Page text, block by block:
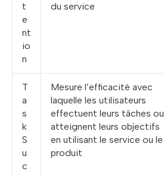
t
e
nt
io
n
du service
T
a
s
k
S
u
c
Mesure l’efficacité avec
laquelle les utilisateurs
effectuent leurs tâches ou
atteignent leurs objectifs
en utilisant le service ou le
produit